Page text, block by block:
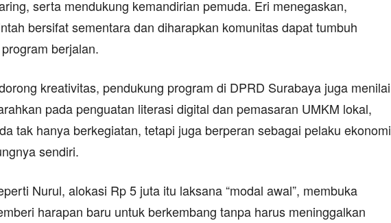
serta mendukung kemandirian pemuda. Eri menegaskan,
bersifat sementara dan diharapkan komunitas dapat tumbuh
berjalan.
kreativitas, pendukung program di DPRD Surabaya juga menilai
pada penguatan literasi digital dan pemasaran UMKM lokal,
tak hanya berkegiatan, tetapi juga berperan sebagai pelaku ekonomi
sendiri.
Nurul, alokasi Rp 5 juta itu laksana “modal awal”, membuka
harapan baru untuk berkembang tanpa harus meninggalkan